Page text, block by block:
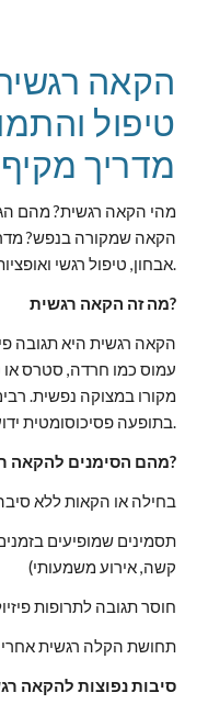
טיפול
מדריך מקיף
מהי הקאה רגשית? מהם
הקאה שמקורה בנפש?
אבחון, טיפול רגשי ואופציות להתמודדות טבעית.
מה זה הקאה רגשית?
הקאה רגשית היא תגובה
עמוס כמו חרדה, סטרס או
מקורו במצוקה נפשית.
בתופעה פסיכוסומטית ידועה.
מהם הסימנים להקאה רגשית?
בחילה או הקאות ללא
תסמינים שמופיעים
קשה, אירוע משמעותי)
חוסר תגובה לתרופות
תחושת הקלה רגשית
סיבות נפוצות להקאה